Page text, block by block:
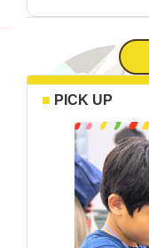
PICK UP